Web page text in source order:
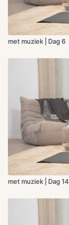
met muziek | Dag 6
met muziek | Dag 14